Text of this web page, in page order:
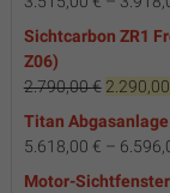
Sichtcarbon ZR1
Z06)
2.790,00€
Preis
2.790,00
2.290,00
Titan
5.618,00 € –
Motor-